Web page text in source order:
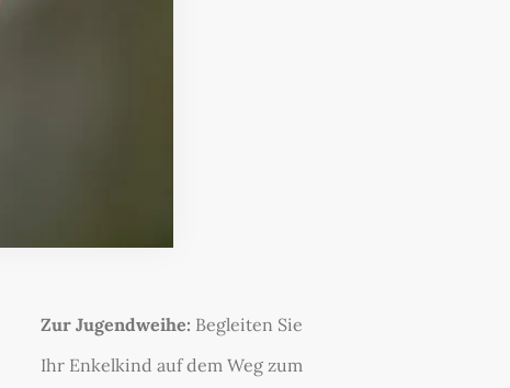
Zur Jugendweihe: Begleiten Sie
Ihr Enkelkind auf dem Weg zum